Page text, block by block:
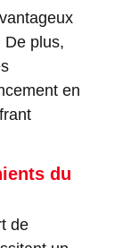
De plus,
en
du
de